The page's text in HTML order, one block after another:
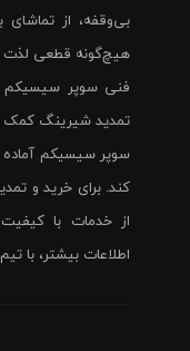
بی‌وقفه، از تماشای
هیچ‌گونه قطعی لذت
فنی سوپر سیسیکم
تمدید شیرینگ کمک
سوپر سیسیکم
از خدمات با
اطلاعات بیشتر، با